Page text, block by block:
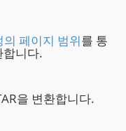
페이지 범위를 통
합니다.
을 변환합니다.